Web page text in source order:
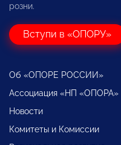
розни.
Вступи в «ОПОРУ»
Об «ОПОРЕ РОССИИ»
Ассоциация «НП «ОПОРА»
Новости
Комитеты и Комиссии